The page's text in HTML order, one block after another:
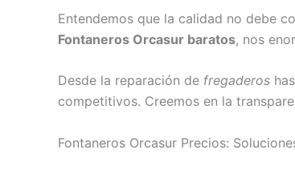
Entendemos que la calidad no debe
Fontaneros Orcasur baratos, nos
Desde la reparación de fregaderos
competitivos. Creemos en la
Fontaneros Orcasur Precios: